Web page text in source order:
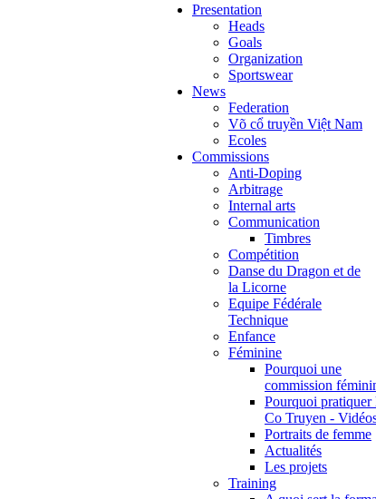
Presentation
Heads
Goals
Organization
Sportswear
News
Federation
Võ cổ truyền Việt Nam
Ecoles
Commissions
Anti-Doping
Arbitrage
Internal arts
Communication
Timbres
Compétition
Danse du Dragon et de
la Licorne
Equipe Fédérale
Technique
Enfance
Féminine
Pourquoi une
commission
Pourquoi pratiquer
Co Truyen -
Portraits de femme
Actualités
Les projets
Training